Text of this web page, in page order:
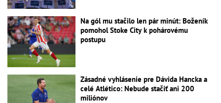
Na gól mu stačilo len pár minút: Boženík
pomohol Stoke City k pohárovému
postupu
Zásadné vyhlásenie pre Dávida Hancka a
celé Atlético: Nebude stačiť ani 200
miliónov